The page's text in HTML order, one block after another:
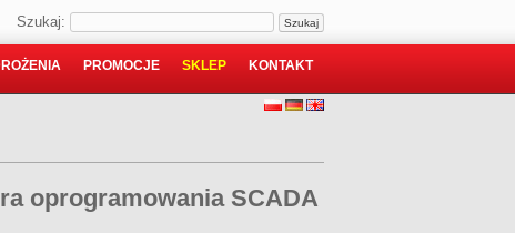
Szukaj:
PROMOCJE SKLEP KONTAKT
oprogramowania SCADA